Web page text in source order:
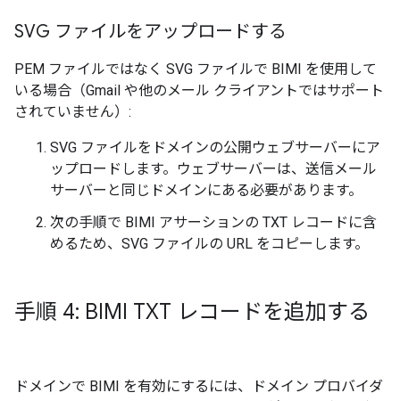
SVG ファイルをアップロードする
PEM ファイルではなく SVG ファイルで BIMI を使用して
いる場合（Gmail や他のメール クライアントではサポート
されていません）:
SVG ファイルをドメインの公開ウェブサーバーにア
ップロードします。ウェブサーバーは、送信メール
サーバーと同じドメインにある必要があります。
次の手順で BIMI アサーションの TXT レコードに含
めるため、SVG ファイルの URL をコピーします。
手順 4: BIMI TXT レコードを追加する
ドメインで BIMI を有効にするには、ドメイン プロバイダ